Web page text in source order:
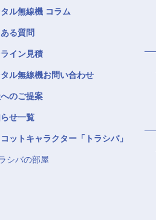
ル無線機 コラム
る質問
イン見積
ル無線機お問い合わせ
のご提案
せ一覧
ットキャラクター「トラシバ」
シバの部屋